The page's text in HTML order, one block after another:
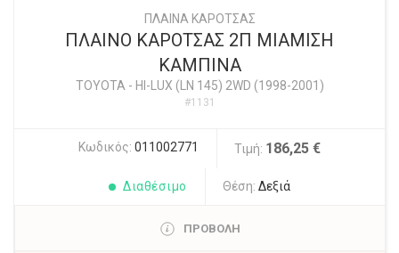
ΠΛΑΙΝΑ ΚΑΡΟΤΣΑΣ
ΠΛΑΙΝΟ ΚΑΡΟΤΣΑΣ 2Π ΜΙΑΜΙΣΗ
ΚΑΜΠΙΝΑ
TOYOTA - HI-LUX (LN 145) 2WD (1998-2001)
#1131
Κωδικός: 011002771 Τιμή: 186,25 €
Διαθέσιμο Θέση: Δεξιά
ΠΡΟΒΟΛΗ